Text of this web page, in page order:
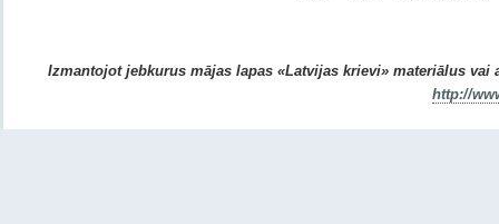
Izmantojot jebkurus mājas lapas «Latvijas krievi» materiālus
http://